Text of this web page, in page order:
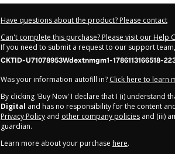
Have questions about the product? Please contact
Can't complete this purchase? Please visit our Help
If you need to submit a request to our support
CKTID-U71078953Wdextnmgm1-1786113166518-
Was your information autofill in? Click here to learn
By clicking 'Buy Now' I declare that I (i) understand
Digital and has no responsibility for the content
Privacy Policy and other company policies and (iii)
guardian.
Learn more about your purchase here.